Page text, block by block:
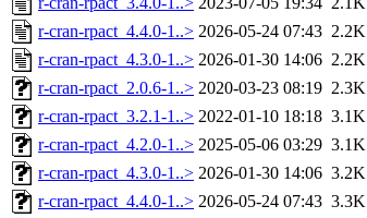
r-cran-rpact_4.4.0-1..> 2026-05-24 07:43 2.2K
r-cran-rpact_4.3.0-1..> 2026-01-30 14:06 2.2K
r-cran-rpact_2.0.6-1..> 2020-03-23 08:19 2.3K
r-cran-rpact_3.2.1-1..> 2022-01-10 18:18 3.1K
r-cran-rpact_4.2.0-1..> 2025-05-06 03:29 3.1K
r-cran-rpact_4.3.0-1..> 2026-01-30 14:06 3.2K
r-cran-rpact_4.4.0-1..> 2026-05-24 07:43 3.3K